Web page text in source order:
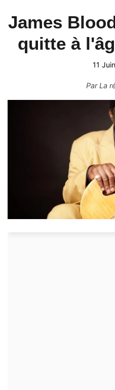
James
quitte à
11
ParLa